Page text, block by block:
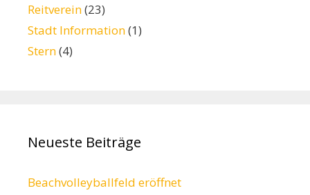
Reitverein(23)
Stadt Information(1)
Stern(4)
Neueste Beiträge
Beachvolleyballfeld eröffnet